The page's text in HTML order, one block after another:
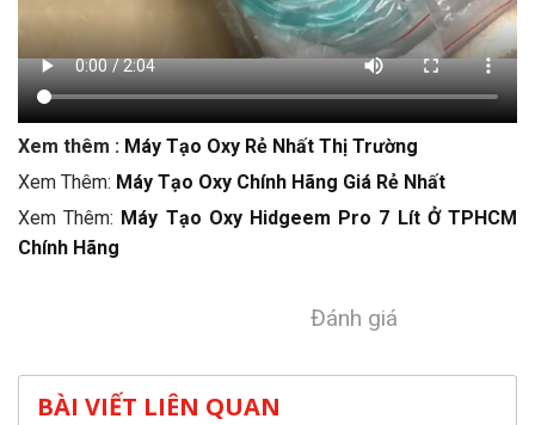
Xem thêm : Máy Tạo Oxy Rẻ Nhất Thị Trường
Xem Thêm: Máy Tạo Oxy Chính Hãng Giá Rẻ Nhất
Xem Thêm: Máy Tạo Oxy Hidgeem Pro 7 Lít Ở TPHCM
Chính Hãng
Đánh giá
BÀI VIẾT LIÊN QUAN